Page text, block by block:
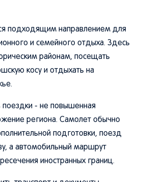
подходящим направлением для
и семейного отдыха. Здесь
районам, посещать
косу и отдыхать на
поездки - не повышенная
региона. Самолет обычно
подготовки, поезд
а автомобильный маршрут
иностранных границ.